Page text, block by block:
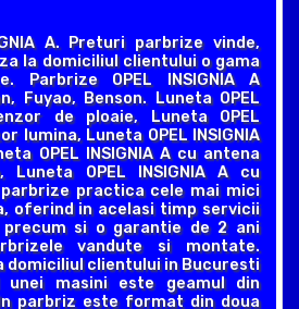
A. Preturi parbrize vinde,
la domiciliul clientului o gama
Parbrize OPEL INSIGNIA A
Fuyao, Benson. Luneta OPEL
de ploaie, Luneta OPEL
lumina, Luneta OPEL INSIGNIA
OPEL INSIGNIA A cu antena
Luneta OPEL INSIGNIA A cu
practica cele mai mici
oferind in acelasi timp servicii
si o garantie de 2 ani
vandute si montate.
domiciliul clientului in Bucuresti
unei masini este geamul din
parbriz este format din doua